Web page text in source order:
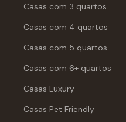
Casas com 3 quartos
Casas com 4 quartos
Casas com 5 quartos
Casas com 6+ quartos
Casas Luxury
Casas Pet Friendly